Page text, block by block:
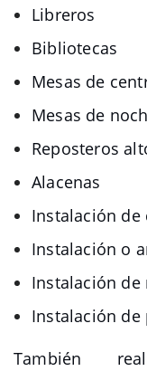
Libreros
Bibliotecas
Mesas de
Mesas de
Reposteros
Alacenas
Instalación de
Instalación o
Instalación de
Instalación de
También